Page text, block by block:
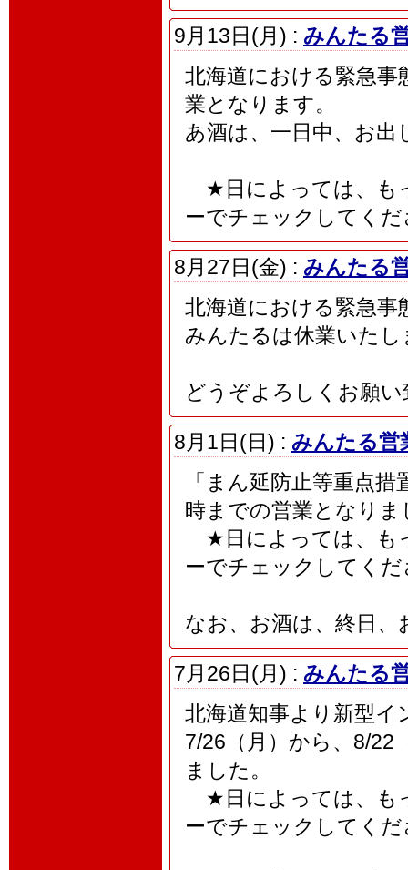
9月13日(月) : みんたる
北海道における緊急事
業となります。
あ酒は、一日中、お
★日によっては、も
ーでチェックしてく
8月27日(金) : みんたる
北海道における緊急事
みんたるは休業いたし
どうぞよろしくお願
8月1日(日) : みんたる営
「まん延防止等重点
時までの営業となりま
★日によっては、も
ーでチェックしてく
なお、お酒は、終日
7月26日(月) : みんたる
北海道知事より新型イ
7/26（月）から、8/22
ました。
★日によっては、も
ーでチェックしてく